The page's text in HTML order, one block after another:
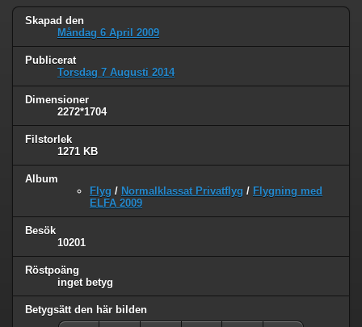
Skapad den
Måndag 6 April 2009
Publicerat
Torsdag 7 Augusti 2014
Dimensioner
2272*1704
Filstorlek
1271 KB
Album
Flyg / Normalklassat Privatflyg / Flygning med
ELFA 2009
Besök
10201
Röstpoäng
inget betyg
Betygsätt den här bilden